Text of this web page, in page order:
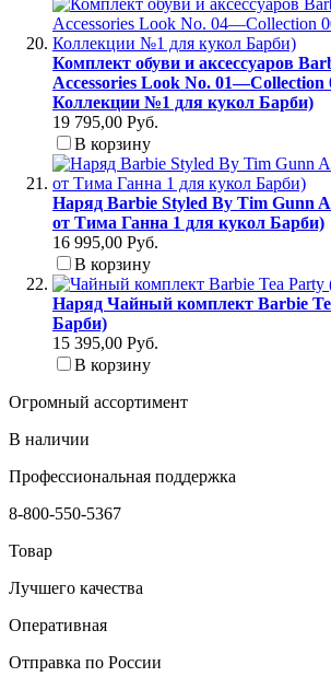
Комплект обуви и аксессуаров
Accessories Look No.
Коллекции №1 для кукол Барби)
19 795,00 Руб.
В корзину
Наряд Barbie Styled By Tim Gunn
от Тима Ганна 1 для кукол Барби)
16 995,00 Руб.
В корзину
Наряд Чайный комплект Barbie
Барби)
15 395,00 Руб.
В корзину
Огромный ассортимент
В наличии
Профессиональная поддержка
8-800-550-5367
Товар
Лучшего качества
Оперативная
Отправка по России